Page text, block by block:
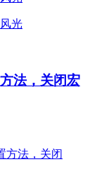
法，关闭宏